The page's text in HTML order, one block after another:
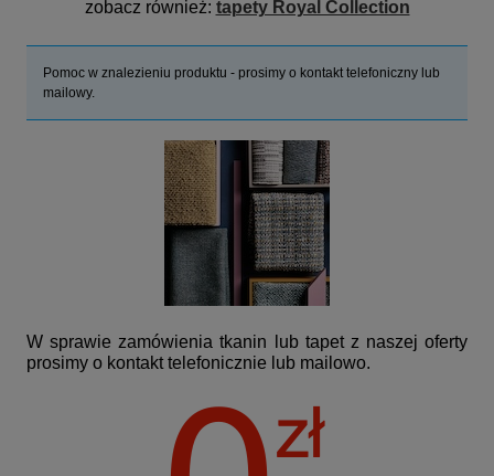
zobacz również: tapety Royal Collection
Pomoc w znalezieniu produktu - prosimy o kontakt telefoniczny lub
mailowy.
W sprawie zamówienia tkanin lub tapet z naszej oferty
prosimy o kontakt telefonicznie lub mailowo.